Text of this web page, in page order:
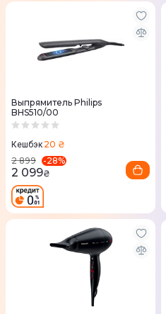
Выпрямитель Philips
BHS510/00
Кешбэк 20 ₴
2 899
-28%
2 099₴